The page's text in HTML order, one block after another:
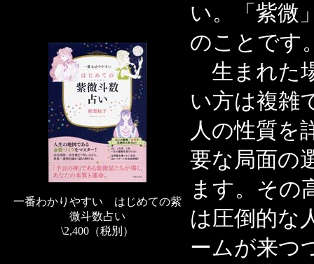
一番わかりやすい はじめての紫
微斗数占い
\2,400（税別）
い。「紫微
のことです
生まれた
い方は複雑
人の性質を
要な局面の
ます。その
は圧倒的な
ームが来つ